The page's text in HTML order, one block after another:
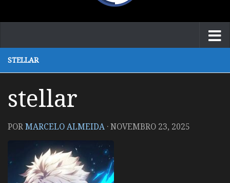
STELLAR
stellar
PORMARCELO ALMEIDA ·NOVEMBRO 23, 2025